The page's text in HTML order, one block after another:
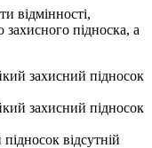
відмінності,
підноска, а
захисний підносок
захисний підносок
відсутній